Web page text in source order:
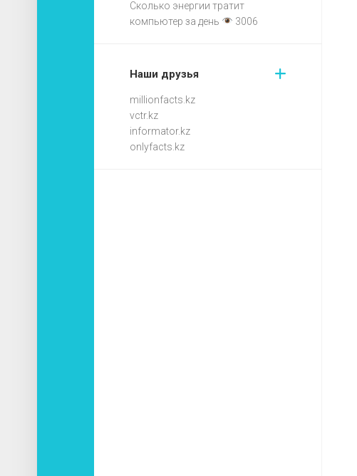
Сколько энергии тратит
компьютер за день
3006
Наши друзья
millionfacts.kz
vctr.kz
informator.kz
onlyfacts.kz